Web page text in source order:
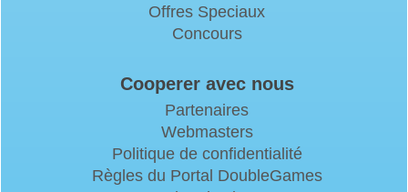
Offres Speciaux
Concours
Cooperer avec nous
Partenaires
Webmasters
Politique de confidentialité
Règles du Portal DoubleGames